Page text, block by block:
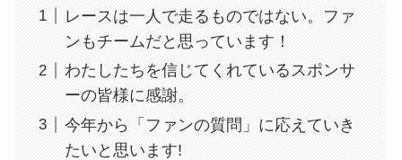
レースは一人で走るものではない。ファ
ンもチームだと思っています！
わたしたちを信じてくれているスポンサ
ーの皆様に感謝。
今年から「ファンの質問」に応えていき
たいと思います!